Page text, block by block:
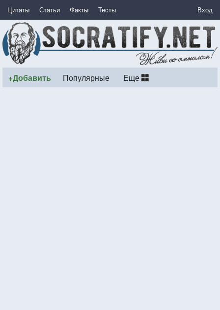
Цитаты Статьи Факты Тесты Вход
+Добавить Популярные Еще